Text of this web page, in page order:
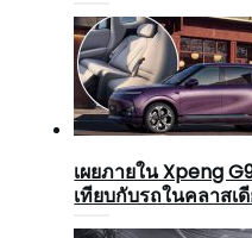
เผยภายใน Xpeng
เทียบกับรถในคลาสเ